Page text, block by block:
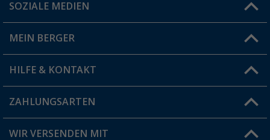
Du hast eine Frage?
Filiale finden
SOZIALE MEDIEN
MEIN BERGER
Vorteilskarte
Blog
HILFE & KONTAKT
FAQ & Kontakt
Versandinformationen
ZAHLUNGSARTEN
WIR VERSENDEN MIT